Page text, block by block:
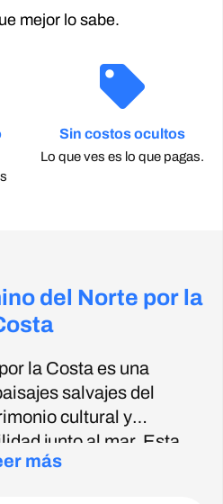
mejor lo sabe.
Sin costos ocultos
Lo que ves es lo que pagas.
del Norte por la
la Costa es una
salvajes del
cultural y
junto al mar. Esta
del Camino de
como el Camino
compensa con
más